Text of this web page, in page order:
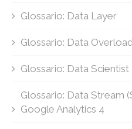
Glossario: Data Layer
Glossario: Data
Glossario: Data Scientist
Glossario: Data Stream
Google Analytics 4